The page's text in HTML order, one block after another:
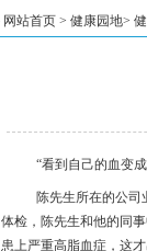
网站首页 > 健康园地>
“看到自己的血变
陈先生所在的公
体检，陈先生和他的同
患上严重高脂血症， 这